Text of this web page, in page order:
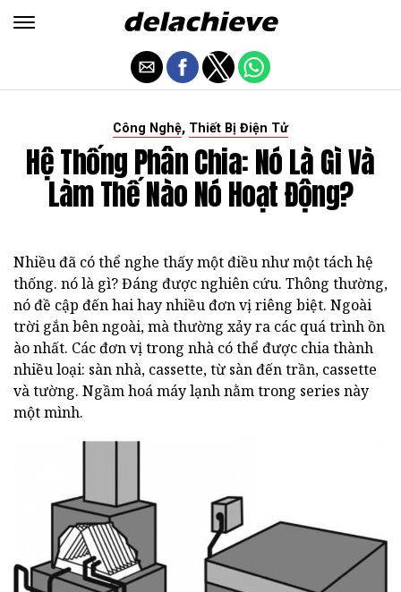
Công Nghệ, Thiết Bị Điện Tử
Hệ Thống Phân Chia: Nó Là Gì Và
Làm Thế Nào Nó Hoạt Động?
Nhiều đã có thể nghe thấy một điều như một tách hệ
thống. nó là gì? Đáng được nghiên cứu. Thông thường,
nó đề cập đến hai hay nhiều đơn vị riêng biệt. Ngoài
trời gắn bên ngoài, mà thường xảy ra các quá trình ồn
ào nhất. Các đơn vị trong nhà có thể được chia thành
nhiều loại: sàn nhà, cassette, từ sàn đến trần, cassette
và tường. Ngầm hoá máy lạnh nằm trong series này
một mình.